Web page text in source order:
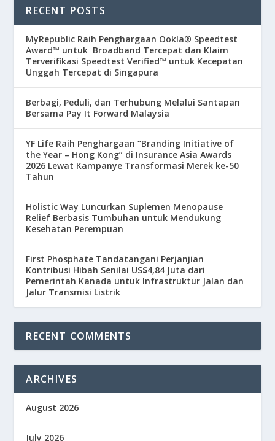
RECENT POSTS
MyRepublic Raih Penghargaan Ookla® Speedtest
Award™ untuk Broadband Tercepat dan Klaim
Terverifikasi Speedtest Verified™ untuk Kecepatan
Unggah Tercepat di Singapura
Berbagi, Peduli, dan Terhubung Melalui Santapan
Bersama Pay It Forward Malaysia
YF Life Raih Penghargaan “Branding Initiative of
the Year – Hong Kong” di Insurance Asia Awards
2026 Lewat Kampanye Transformasi Merek ke-50
Tahun
Holistic Way Luncurkan Suplemen Menopause
Relief Berbasis Tumbuhan untuk Mendukung
Kesehatan Perempuan
First Phosphate Tandatangani Perjanjian
Kontribusi Hibah Senilai US$4,84 Juta dari
Pemerintah Kanada untuk Infrastruktur Jalan dan
Jalur Transmisi Listrik
RECENT COMMENTS
ARCHIVES
August 2026
July 2026